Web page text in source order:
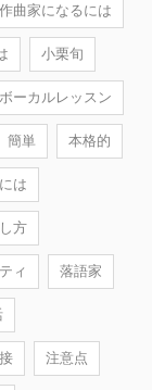
作曲家になるには
小栗旬
ボーカルレッスン
簡単 本格的
は
方
ィ 落語家
注意点